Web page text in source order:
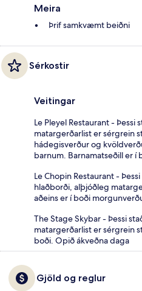
Meira
Þrif samkvæmt beiðni
Sérkostir
Veitingar
Le Pleyel Restaurant -
matargerðarlist er sérgrein
hádegisverður og
barnum. Barnamatseðill er
Le Chopin Restaurant -
hlaðborði, alþjóðleg
aðeins er í boði
The Stage Skybar - Þessi
matargerðarlist er sérgrein
boði. Opið ákveðna daga
Gjöld og reglur